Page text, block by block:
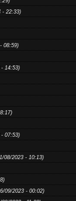
- 22:33)
08:59)
14:53)
- 07:53)
08/2023 - 10:13)
09/2023 - 00:02)